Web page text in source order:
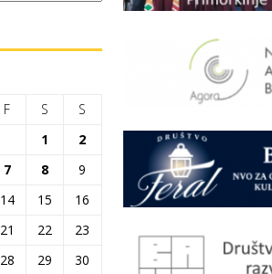
F S
S
1
2
7 8
9
14 15
16
21 22
23
28 29
30